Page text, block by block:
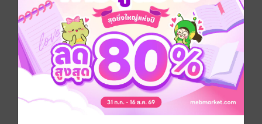
เผด็จการถึงกับไปไม่เป็น เมื่อเจอ 'พราวฟ้า' อธิบายเรื่อง
การสกินชิปว่าเป็นแค่ 'กลไกทางชีววิทยา' เพื่อป้องกัน
ความผูกพัน
เตรียมพบกับสงครามประสาทสุดฮา การปะทะกันระหว่าง
คนบ้าอำนาจกับสาวหน้านิ่ง และอาการคลั่งรักจนเสียสติ
ของซาตานที่อยากจะแหกกฎแทบขาดใจ! อ่านคำโปรยจบ
แล้วรีบกดซื้อเลยครับ ก่อนท่านประธานจะลงแดงตาย
เพราะไม่ได้จูบเมีย!
ภาพปกโดย : เด็กติดวาด